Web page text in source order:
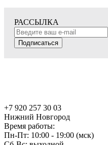
РАССЫЛКА
Подписаться
+7 920 257 30 03
Нижний Новгород
Время работы:
Пн-Пт: 10:00 - 19:00 (мск)